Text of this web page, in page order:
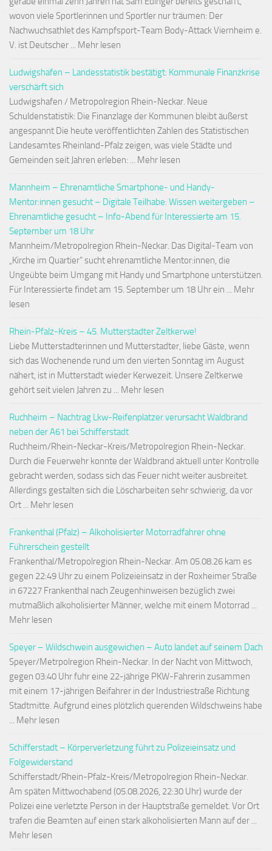
wovon viele Sportlerinnen und Sportler nur träumen: Der
Nachwuchsathlet des Kampfsport-Team Body-Attack Viernheim e.
V. ist Deutscher ... Mehr lesen
Ludwigshafen – Landesstatistik bestätigt: Kommunale Finanzkrise
verschärft sich
Ludwigshafen / Metropolregion Rhein-Neckar. Neue
Schuldenstatistik: Die Finanzlage der Kommunen bleibt äußerst
angespannt Die heute veröffentlichten Zahlen des Statistischen
Landesamtes Rheinland-Pfalz zeigen, was viele Städte und
Gemeinden seit Jahren erleben: ... Mehr lesen
Mannheim – Ehrenamtliche Smartphone- und Handy-
Mentor:innen gesucht – Digitale Teilhabe: Wissen weitergeben –
Ehrenamtliche gesucht – Info-Abend für Interessierte am 15.
September um 18 Uhr
Mannheim/Metropolregion Rhein-Neckar. Das Digital-Team von
„Kirche im Quartier“ sucht ehrenamtliche Mentor:innen, die
Ungeübte beim Umgang mit Handy und Smartphone unterstützen.
Für Interessierte findet am 15. September um 18 Uhr ein ... Mehr
lesen
Rhein-Pfalz-Kreis – 45. Mutterstadter Zeltkerwe!
Liebe Mutterstadterinnen und Mutterstadter, liebe Gäste, wenn
sich das Wochenende rund um den vierten Sonntag im August
nähert, ist in Mutterstadt wieder Kerwezeit. Unsere Zeltkerwe
gehört seit vielen Jahren zu ... Mehr lesen
Ruchheim – Nachtrag Lkw-Reifenplatzer verursacht Waldbrand
neben der A61 bei Schifferstadt
Ruchheim/Rhein-Neckar-Kreis/Metropolregion Rhein-Neckar.
Durch die Feuerwehr konnte der Waldbrand aktuell unter Kontrolle
gebracht werden, sodass sich das Feuer nicht weiter ausbreitet.
Allerdings gestalten sich die Löscharbeiten sehr schwierig, da vor
Ort ... Mehr lesen
Frankenthal (Pfalz) – Alkoholisierter Motorradfahrer ohne
Führerschein gestellt
Frankenthal/Metropolregion Rhein-Neckar. Am 05.08.26 kam es
gegen 22:49 Uhr zu einem Polizeieinsatz in der Roxheimer Straße
in 67227 Frankenthal nach Zeugenhinweisen bezüglich zwei
mutmaßlich alkoholisierter Männer, welche mit einem Motorrad ...
Mehr lesen
Speyer – Wildschwein ausgewichen – Auto landet auf seinem Dach
Speyer/Metrpolregion Rhein-Neckar. In der Nacht von Mittwoch,
gegen 03:40 Uhr fuhr eine 22-jährige PKW-Fahrerin zusammen
mit einem 17-jährigen Beifahrer in der Industriestraße Richtung
Stadtmitte. Aufgrund eines plötzlich querenden Wildschweins habe
... Mehr lesen
Schifferstadt – Körperverletzung führt zu Polizeieinsatz und
Folgewiderstand
Schifferstadt/Rhein-Pfalz-Kreis/Metropolregion Rhein-Neckar.
Am späten Mittwochabend (05.08.2026, 22:30 Uhr) wurde der
Polizei eine verletzte Person in der Hauptstraße gemeldet. Vor Ort
trafen die Beamten auf einen stark alkoholisierten Mann auf der ...
Mehr lesen